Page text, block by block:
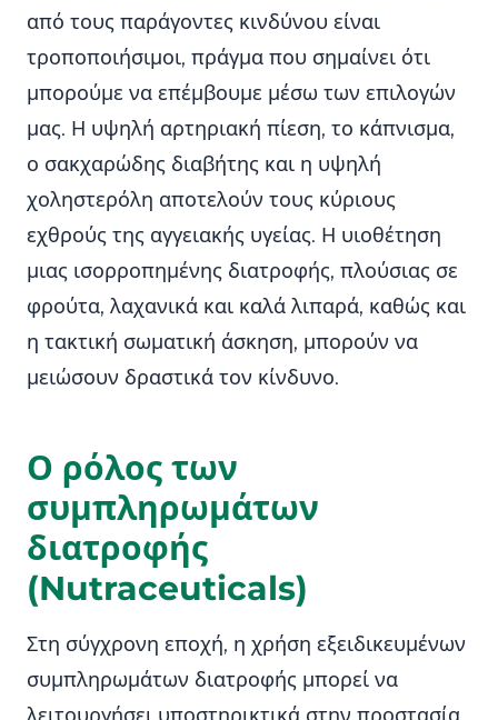
από τους παράγοντες κινδύνου είναι
τροποποιήσιμοι, πράγμα που σημαίνει ότι
μπορούμε να επέμβουμε μέσω των επιλογών
μας. Η υψηλή αρτηριακή πίεση, το κάπνισμα,
ο σακχαρώδης διαβήτης και η υψηλή
χοληστερόλη αποτελούν τους κύριους
εχθρούς της αγγειακής υγείας. Η υιοθέτηση
μιας ισορροπημένης διατροφής, πλούσιας σε
φρούτα, λαχανικά και καλά λιπαρά, καθώς και
η τακτική σωματική άσκηση, μπορούν να
μειώσουν δραστικά τον κίνδυνο.
Ο ρόλος των
συμπληρωμάτων
διατροφής
(Nutraceuticals)
Στη σύγχρονη εποχή, η χρήση εξειδικευμένων
συμπληρωμάτων διατροφής μπορεί να